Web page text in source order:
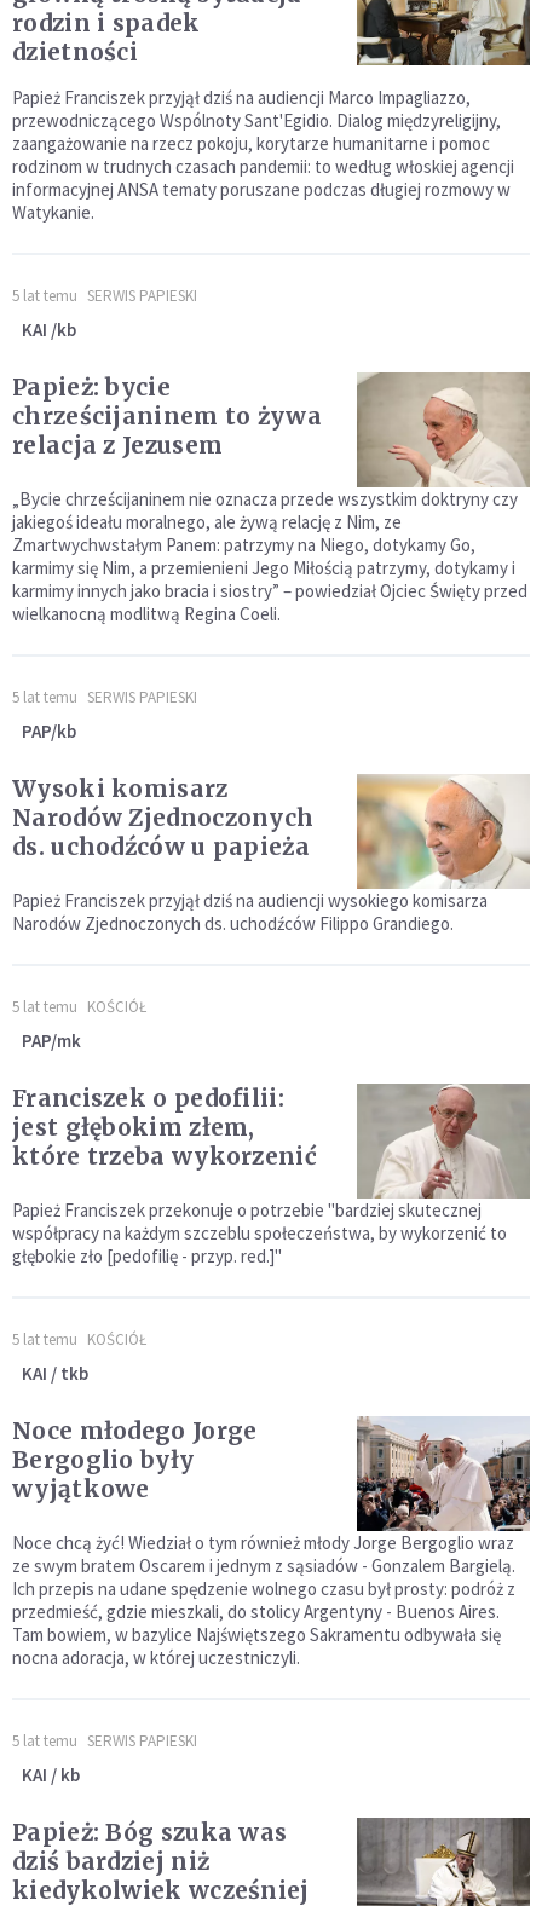
rodzin i spadek
dzietności
Papież Franciszek przyjął dziś na audiencji Marco Impagliazzo,
przewodniczącego Wspólnoty Sant'Egidio. Dialog międzyreligijny,
zaangażowanie na rzecz pokoju, korytarze humanitarne i pomoc
rodzinom w trudnych czasach pandemii: to według włoskiej agencji
informacyjnej ANSA tematy poruszane podczas długiej rozmowy w
Watykanie.
5 lat temu SERWIS PAPIESKI
KAI /kb
Papież: bycie
chrześcijaninem to żywa
relacja z Jezusem
„Bycie chrześcijaninem nie oznacza przede wszystkim doktryny czy
jakiegoś ideału moralnego, ale żywą relację z Nim, ze
Zmartwychwstałym Panem: patrzymy na Niego, dotykamy Go,
karmimy się Nim, a przemienieni Jego Miłością patrzymy, dotykamy i
karmimy innych jako bracia i siostry” – powiedział Ojciec Święty przed
wielkanocną modlitwą Regina Coeli.
5 lat temu SERWIS PAPIESKI
PAP/kb
Wysoki komisarz
Narodów Zjednoczonych
ds. uchodźców u papieża
Papież Franciszek przyjął dziś na audiencji wysokiego komisarza
Narodów Zjednoczonych ds. uchodźców Filippo Grandiego.
5 lat temu KOŚCIÓŁ
PAP/mk
Franciszek o pedofilii:
jest głębokim złem,
które trzeba wykorzenić
Papież Franciszek przekonuje o potrzebie "bardziej skutecznej
współpracy na każdym szczeblu społeczeństwa, by wykorzenić to
głębokie zło [pedofilię - przyp. red.]"
5 lat temu KOŚCIÓŁ
KAI / tkb
Noce młodego Jorge
Bergoglio były
wyjątkowe
Noce chcą żyć! Wiedział o tym również młody Jorge Bergoglio wraz
ze swym bratem Oscarem i jednym z sąsiadów - Gonzalem Bargielą.
Ich przepis na udane spędzenie wolnego czasu był prosty: podróż z
przedmieść, gdzie mieszkali, do stolicy Argentyny - Buenos Aires.
Tam bowiem, w bazylice Najświętszego Sakramentu odbywała się
nocna adoracja, w której uczestniczyli.
5 lat temu SERWIS PAPIESKI
KAI / kb
Papież: Bóg szuka was
dziś bardziej niż
kiedykolwiek wcześniej